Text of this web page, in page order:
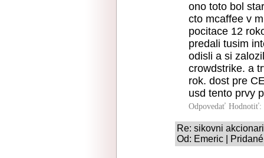
ono toto bol
cto mcaffee v
pocitace 12
predali tusim
odisli a si
crowdstrike. a
rok. dost pre
usd tento prvy
Odpovedať Hodnotiť:
Re: sikovni
Od: Emeric |